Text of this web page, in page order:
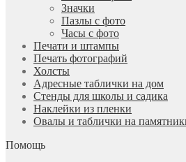
Значки
Пазлы с фото
Часы с фото
Печати и штампы
Печать фотографий
Холсты
Адресные таблички на дом
Стенды для школы и садика
Наклейки из пленки
Овалы и таблички на
Помощь